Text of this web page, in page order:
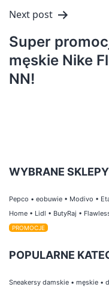
Next post
Super
męskie Nike
NN!
WYBRANE SKLEPY
Pepco • eobuwie • Modivo •
Home • Lidl • ButyRaj •
PROMOCJE
POPULARNE
Sneakersy damskie • męskie •